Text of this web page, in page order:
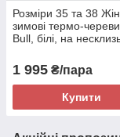
Розміри 35 та 38
зимові термо-
Bull, білі, на
1 995 ₴/пара
Купити